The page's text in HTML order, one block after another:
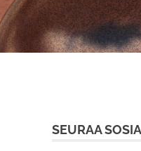
SEURAA